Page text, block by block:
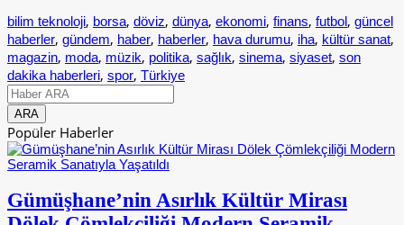
bilim teknoloji, borsa, döviz, dünya, ekonomi, finans, futbol, güncel
haberler, gündem, haber, haberler, hava durumu, iha, kültür sanat,
magazin, moda, müzik, politika, sağlık, sinema, siyaset, son
dakika haberleri, spor, Türkiye
Popüler Haberler
Gümüşhane’nin Asırlık Kültür Mirası